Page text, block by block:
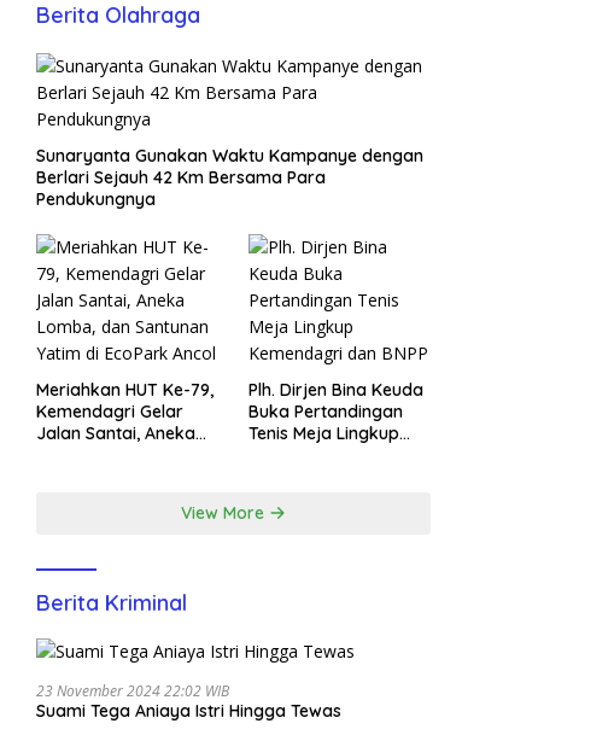
Berita Olahraga
Sunaryanta Gunakan Waktu Kampanye dengan
Berlari Sejauh 42 Km Bersama Para
Pendukungnya
Meriahkan HUT Ke-79,
Kemendagri Gelar
Jalan Santai, Aneka
Plh. Dirjen Bina Keuda
Buka Pertandingan
Tenis Meja Lingkup
View More
Berita Kriminal
23 November 2024 22:02 WIB
Suami Tega Aniaya Istri Hingga Tewas